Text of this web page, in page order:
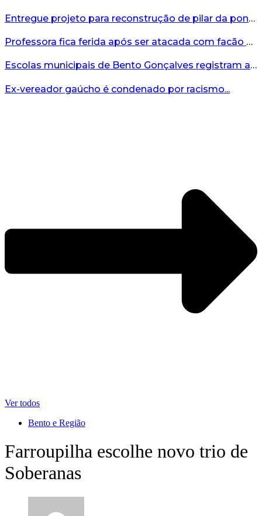
Entregue projeto para reconstrução de pilar da ponte entre Encantado e Muçum...
Professora fica ferida após ser atacada com facão por aluno no interior do RS...
Escolas municipais de Bento Gonçalves registram avanço no IDEB 2025...
Ex-vereador gaúcho é condenado por racismo...
Ver todos
Bento e Região
Farroupilha escolhe novo trio de
Soberanas